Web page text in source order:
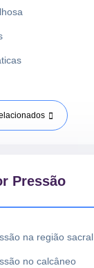
Pressão
na região sacral
no calcâneo